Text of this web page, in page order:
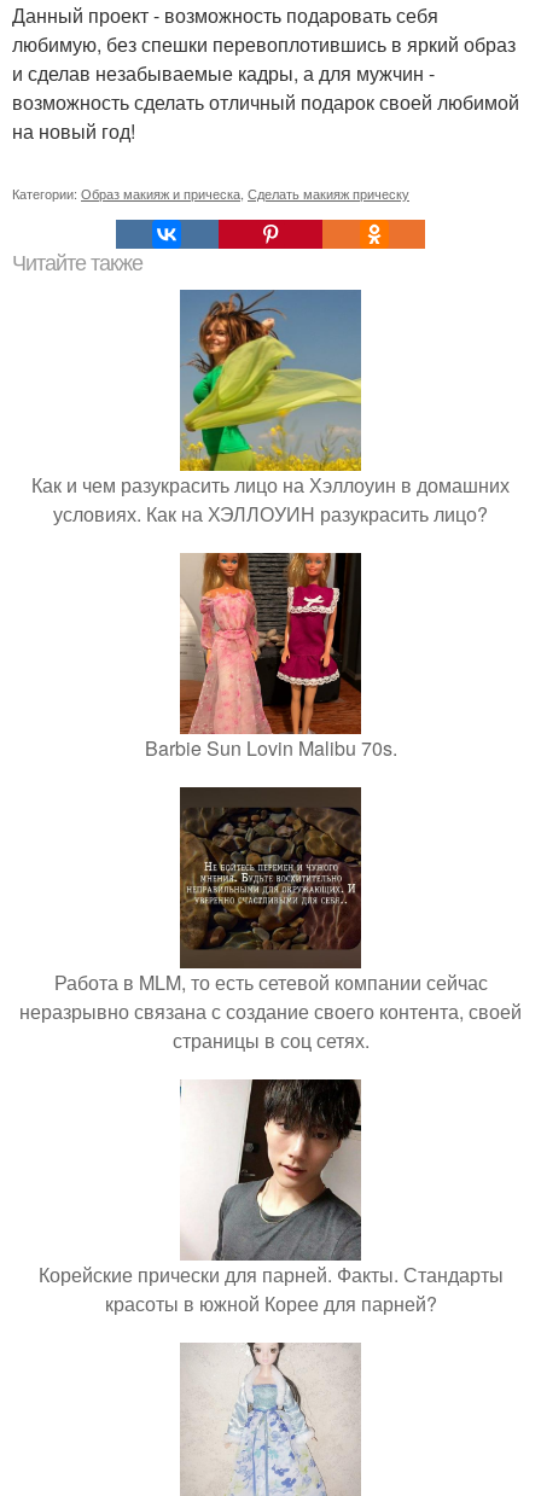
Данный проект - возможность подаровать себя
любимую, без спешки перевоплотившись в яркий образ
и сделав незабываемые кадры, а для мужчин -
возможность сделать отличный подарок своей любимой
на новый год!
Категории: Образ макияж и прическа, Сделать макияж прическу
Читайте также
Как и чем разукрасить лицо на Хэллоуин в домашних
условиях. Как на ХЭЛЛОУИН разукрасить лицо?
Barbie Sun Lovin Malibu 70s.
Работа в MLM, то есть сетевой компании сейчас
неразрывно связана с создание своего контента, своей
страницы в соц сетях.
Корейские прически для парней. Факты. Стандарты
красоты в южной Корее для парней?